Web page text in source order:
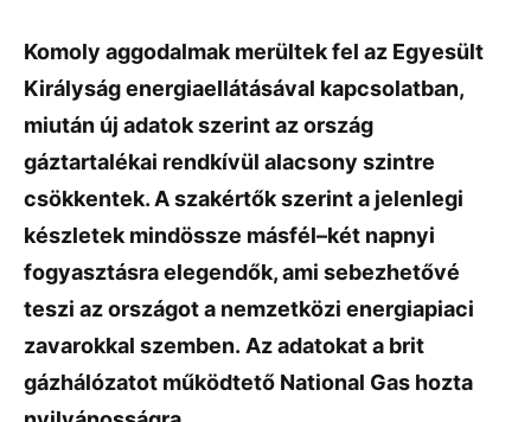
Komoly aggodalmak merültek fel az Egyesült
Királyság energiaellátásával kapcsolatban,
miután új adatok szerint az ország
gáztartalékai rendkívül alacsony szintre
csökkentek. A szakértők szerint a jelenlegi
készletek mindössze másfél–két napnyi
fogyasztásra elegendők, ami sebezhetővé
teszi az országot a nemzetközi energiapiaci
zavarokkal szemben. Az adatokat a brit
gázhálózatot működtető National Gas hozta